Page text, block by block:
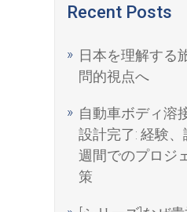
Recent Posts
日本を理解する
問的視点へ
自動車ボディ溶
設計完了: 経験
週間でのプロジ
策